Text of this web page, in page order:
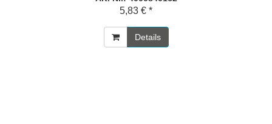
5,83 € *
Details